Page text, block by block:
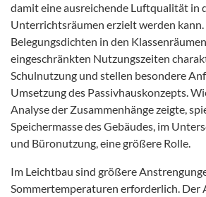
damit eine ausreichende Luftqualität in
Unterrichtsräumen erzielt werden kann.
Belegungsdichten in den
eingeschränkten Nutzungszeiten
Schulnutzung und stellen besondere
Umsetzung des Passivhauskonzepts.
Analyse der Zusammenhänge zeigte,
Speichermasse des Gebäudes, im
und Büronutzung, eine größere Rolle.
Im Leichtbau sind größere
Sommertemperaturen erforderlich. Der